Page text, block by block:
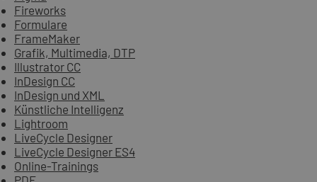
Fireworks
Formulare
FrameMaker
Grafik, Multimedia, DTP
Illustrator CC
InDesign CC
InDesign und XML
Künstliche Intelligenz
Lightroom
LiveCycle Designer
LiveCycle Designer ES4
Online-Trainings